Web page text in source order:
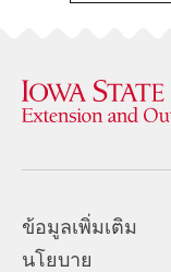
ข้อมูลเพิ่มเติม
นโยบาย